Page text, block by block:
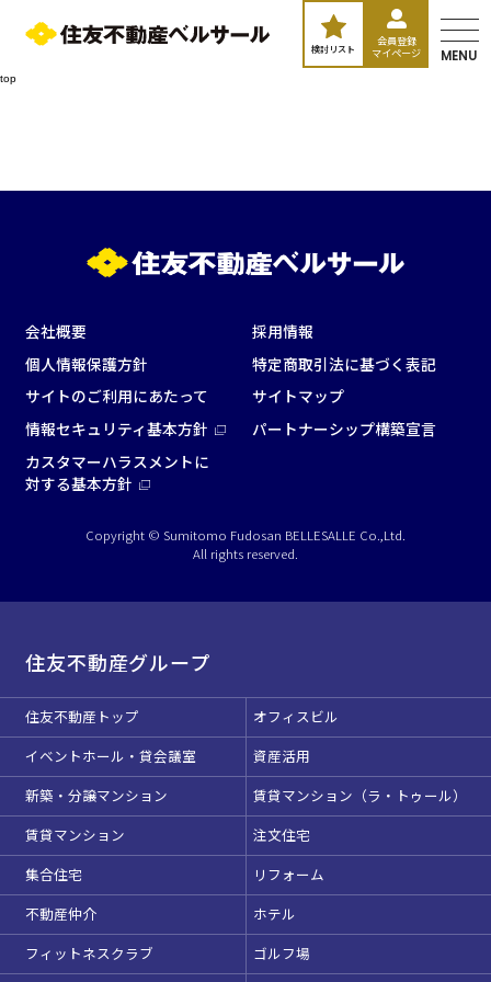
検討リスト
会員登録
マイページ MENU
top
会社概要
採用情報
個人情報保護方針
特定商取引法に基づく表記
サイトのご利用にあたって
サイトマップ
情報セキュリティ基本方針
パートナーシップ構築宣言
カスタマーハラスメントに
対する基本方針
Copyright © Sumitomo Fudosan BELLESALLE Co.,Ltd.
All rights reserved.
住友不動産グループ
住友不動産トップ
オフィスビル
イベントホール・貸会議室
資産活用
新築・分譲マンション
賃貸マンション（ラ・トゥール）
賃貸マンション
注文住宅
集合住宅
リフォーム
不動産仲介
ホテル
フィットネスクラブ
ゴルフ場
お電話でのお問合せ
WEBからのお問合せ
お問合せフォーム
エリア／施設※複数選択可能
新宿・高田馬場エリア
ベルサール新宿南口
ベルサール新宿グランド
新宿住友ビル三角広場
新宿住友スカイルーム
ベルサール新宿セントラルパーク
秋葉原・神田・東京エリア
ベルサール八重洲
ベルサール東京日本橋
ベルサール秋葉原
飯田橋・九段・半蔵門・神保町エリア
ベルサール飯田橋ファースト
ベルサール神保町アネックス
ベルサール渋谷ファースト
泉ガーデンギャラリー
ベルサール六本木グランドコンファレンスセンター
ベルサール六本木
ベルサール芝公園
ベルサール御成門タワー
ベルサール汐留
ベルサール東京汐留コンファレンスセンター
ベルサール三田ガーデン
有明・羽田エリア
東京ガーデンシアター
ベルサール有明コンファレンスセンター
ベルサール羽田空港
日時
時間単位で選ぶ